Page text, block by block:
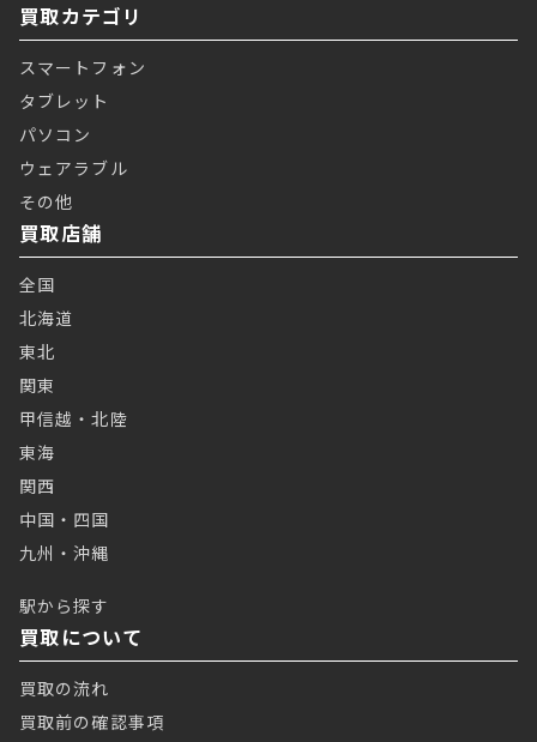
買取カテゴリ
スマートフォン
タブレット
パソコン
ウェアラブル
その他
買取店舗
全国
北海道
東北
関東
甲信越・北陸
東海
関西
中国・四国
九州・沖縄
駅から探す
買取について
買取の流れ
買取前の確認事項